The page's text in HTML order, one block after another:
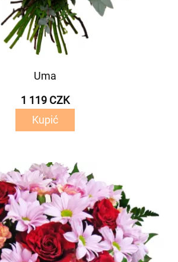
Uma
1 119 CZK
Kupić